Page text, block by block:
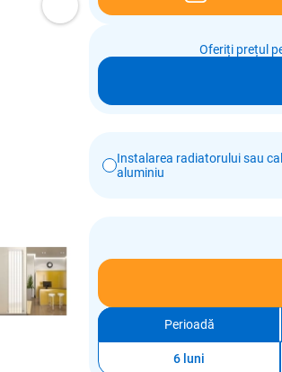
Oferiți prețul
Instalarea radiatorului sau
aluminiu
Perioadă
6 luni